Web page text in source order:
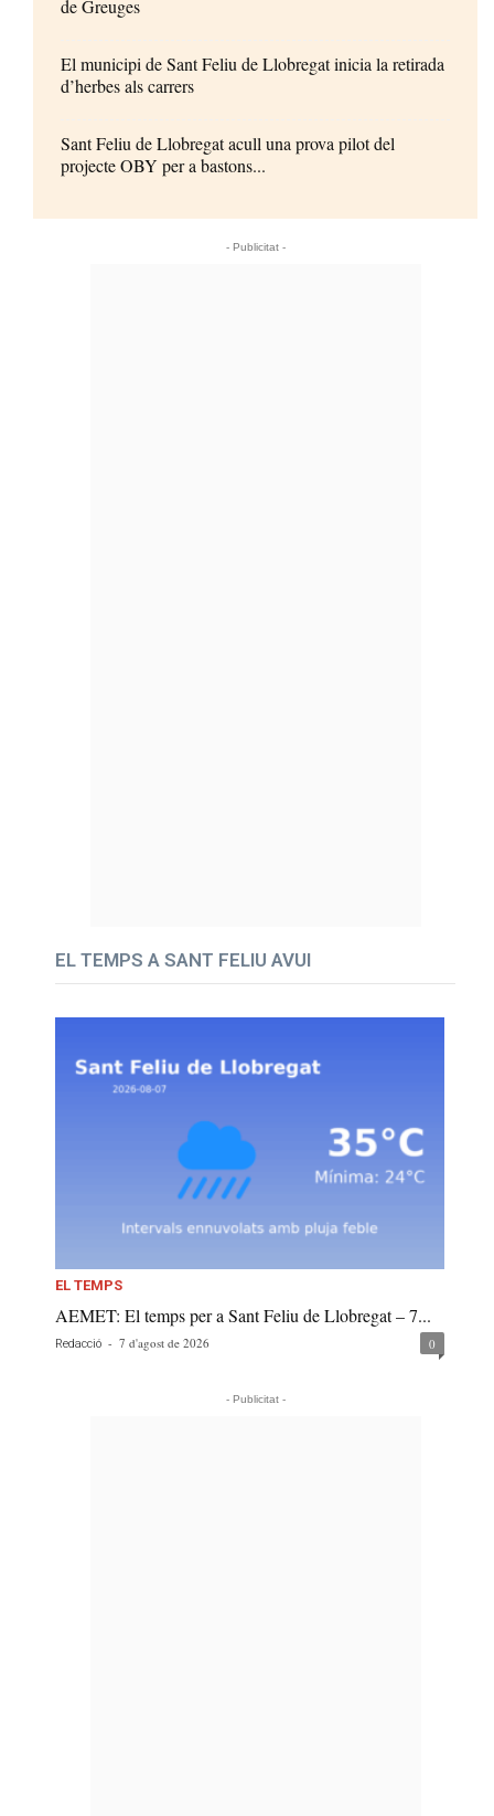
de Greuges
El municipi de Sant Feliu de Llobregat inicia la retirada
d’herbes als carrers
Sant Feliu de Llobregat acull una prova pilot del
projecte OBY per a bastons...
- Publicitat -
EL TEMPS A SANT FELIU AVUI
EL TEMPS
AEMET: El temps per a Sant Feliu de Llobregat – 7...
Redacció - 7 d'agost de 2026 0
- Publicitat -